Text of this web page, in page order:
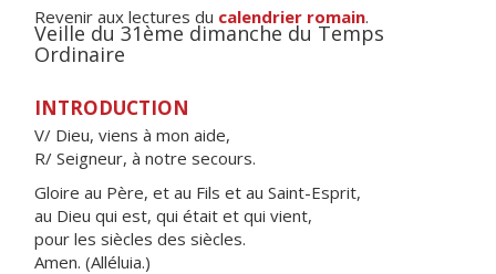
Revenir aux lectures du calendrier romain.
Veille du 31ème dimanche du Temps
Ordinaire
INTRODUCTION
V/ Dieu, viens à mon aide,
R/ Seigneur, à notre secours.
Gloire au Père, et au Fils et au Saint-Esprit,
au Dieu qui est, qui était et qui vient,
pour les siècles des siècles.
Amen. (Alléluia.)